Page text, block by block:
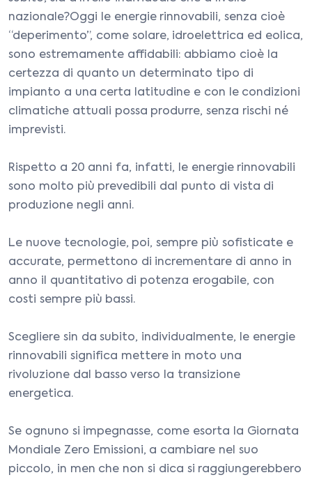
nazionale?Oggi le energie rinnovabili, senza cioè
“deperimento”, come solare, idroelettrica ed eolica,
sono estremamente affidabili: abbiamo cioè la
certezza di quanto un determinato tipo di
impianto a una certa latitudine e con le condizioni
climatiche attuali possa produrre, senza rischi né
imprevisti.
Rispetto a 20 anni fa, infatti, le energie rinnovabili
sono molto più prevedibili dal punto di vista di
produzione negli anni.
Le nuove tecnologie, poi, sempre più sofisticate e
accurate, permettono di incrementare di anno in
anno il quantitativo di potenza erogabile, con
costi sempre più bassi.
Scegliere sin da subito, individualmente, le energie
rinnovabili significa mettere in moto una
rivoluzione dal basso verso la transizione
energetica.
Se ognuno si impegnasse, come esorta la Giornata
Mondiale Zero Emissioni, a cambiare nel suo
piccolo, in men che non si dica si raggiungerebbero